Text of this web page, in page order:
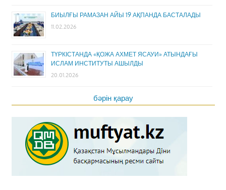
БИЫЛҒЫ РАМАЗАН АЙЫ 19 АҚПАНДА БАСТАЛАДЫ
11.02.2026
ТҮРКІСТАНДА «ҚОЖА АХМЕТ ЯСАУИ» АТЫНДАҒЫ
ИСЛАМ ИНСТИТУТЫ АШЫЛДЫ
20.01.2026
бәрін қарау